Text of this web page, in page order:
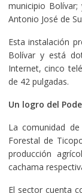
municipio
Antonio José de
Esta instalación
Bolívar y está
Internet, cinco
de 42 pulgadas.
Un logro del
La comunidad
Forestal de
producción
cachama
El sector cuenta